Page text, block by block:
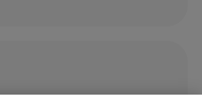
información